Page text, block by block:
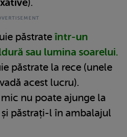
).
păstrate într-un
sau lumina soarelui.
păstrate la rece (unele
acest lucru).
nu poate ajunge la
păstrați-l în ambalajul